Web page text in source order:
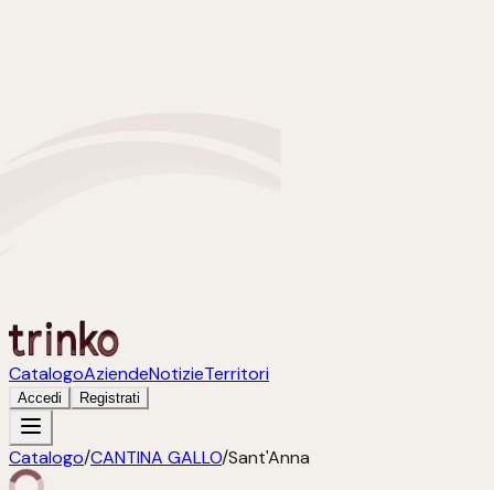
CatalogoAziendeNotizieTerritori
Accedi Registrati
Catalogo/CANTINA GALLO/Sant'Anna